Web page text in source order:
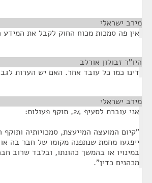
מירב ישראלי
אין פה סמכות מכוח החוק לקבל את המידע
היו"ר זבולון אורלב
דינו כמו כל עובד אחר. האם יש הערות לגבי סעיף
מירב ישראלי
אני עוברת לסעיף 24, תוקף פעולות:
"קיום המועצה המייעצת, סמכויותיה
ייפגעו מחמת שנתפנה מקומו של חבר בה
במינויו או בהמשך כהונתו, ובלבד שרוב
מכהנים כדין".